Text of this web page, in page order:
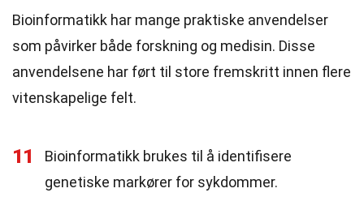
Bioinformatikk har mange praktiske anvendelser
som påvirker både forskning og medisin. Disse
anvendelsene har ført til store fremskritt innen flere
vitenskapelige felt.
11
Bioinformatikk brukes til å identifisere
genetiske markører for sykdommer.